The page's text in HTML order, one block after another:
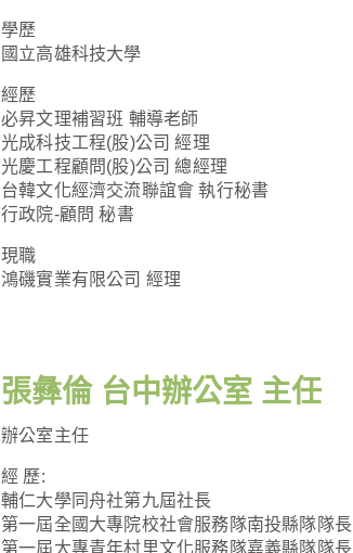
學歷
國立高雄科技大學
經歷
必昇文理補習班 輔導老師
光成科技工程(股)公司 經理
光慶工程顧問(股)公司 總經理
台韓文化經濟交流聯誼會 執行秘書
行政院-顧問 秘書
現職
鴻磯實業有限公司 經理
張彝倫 台中辦公室 主任
辦公室主任
經 歷:
輔仁大學同舟社第九屆社長
第一屆全國大專院校社會服務隊南投縣隊隊長
第一屆大專青年村里文化服務隊嘉義縣隊隊長